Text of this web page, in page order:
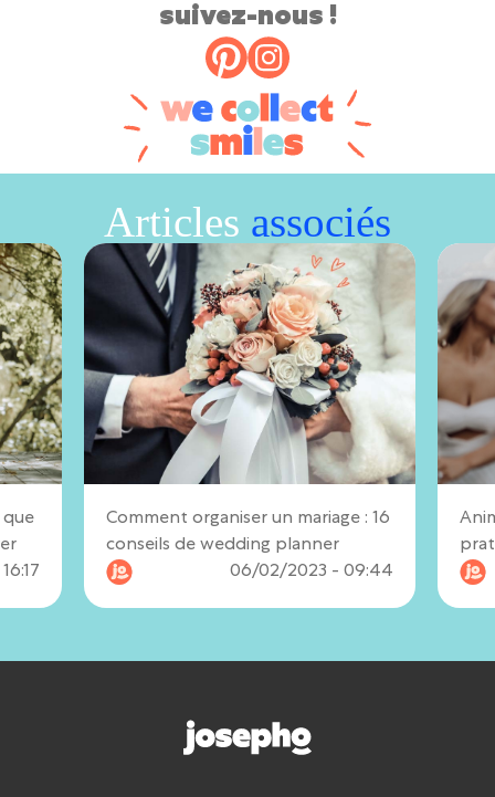
suivez-nous !
Articles associés
Comment organiser un mariage : 16
conseils de wedding planner
06/02/2023 - 09:44